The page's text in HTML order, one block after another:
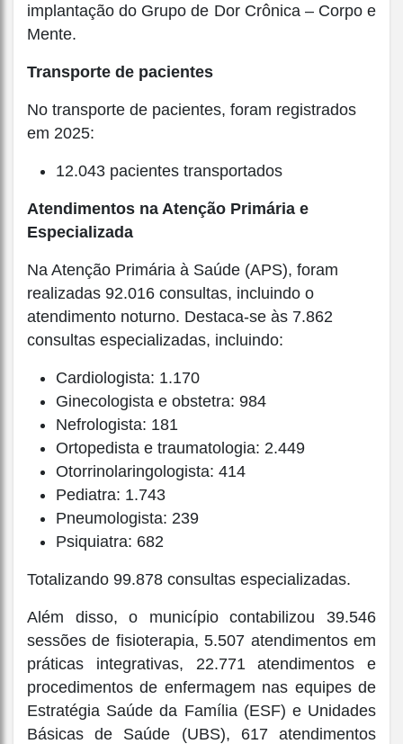
implantação do Grupo de Dor Crônica – Corpo e
Mente.
Transporte de pacientes
No transporte de pacientes, foram registrados
em 2025:
12.043 pacientes transportados
Atendimentos na Atenção Primária e
Especializada
Na Atenção Primária à Saúde (APS), foram
realizadas 92.016 consultas, incluindo o
atendimento noturno. Destaca-se às 7.862
consultas especializadas, incluindo:
Cardiologista: 1.170
Ginecologista e obstetra: 984
Nefrologista: 181
Ortopedista e traumatologia: 2.449
Otorrinolaringologista: 414
Pediatra: 1.743
Pneumologista: 239
Psiquiatra: 682
Totalizando 99.878 consultas especializadas.
Além disso, o município contabilizou 39.546
sessões de fisioterapia, 5.507 atendimentos em
práticas integrativas, 22.771 atendimentos e
procedimentos de enfermagem nas equipes de
Estratégia Saúde da Família (ESF) e Unidades
Básicas de Saúde (UBS), 617 atendimentos